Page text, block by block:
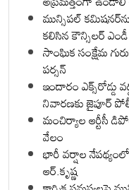
మున్సిపల్
కలిసిన కౌన్సిలర్
సాంఘిక సంక్షేమ
పర్సన్
ఇందారం ఎక్స్‌రోడ్డు
నివారణకు జైపూర్
మంచిర్యాల ఆర్టీసీ
వేలం
భారీ వర్షాల
ఆర్.కృష్ణ